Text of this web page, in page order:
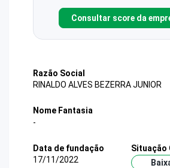
Consultar score da
Razão Social
RINALDO ALVES BEZERRA JUNIOR
Nome Fantasia
-
Data de fundação
17/11/2022
Situação